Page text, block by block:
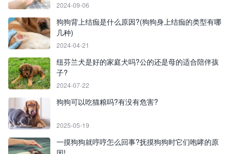
2024-09-06
狗狗背上结痂是什么原因?(狗狗身上结痂的类型有哪
几种)
2024-04-21
纽芬兰犬是好的家庭犬吗?公的还是母的适合陪伴孩
子?
2024-07-22
狗狗可以吃猫粮吗?有没有危害?
2025-05-19
一摸狗狗就哼哼怎么回事?抚摸狗狗时它们咆哮的原